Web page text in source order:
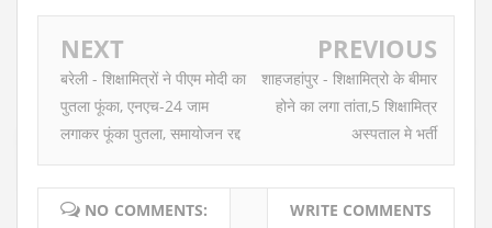
NEXT
बरेली - शिक्षामित्रों ने पीएम मोदी का
पुतला फूंका, एनएच-24 जाम
लगाकर फूंका पुतला, समायोजन रद्द
PREVIOUS
शाहजहांपुर - शिक्षामित्रो के बीमार
होने का लगा तांता,5 शिक्षामित्र
अस्पताल मे भर्ती
NO COMMENTS: WRITE COMMENTS